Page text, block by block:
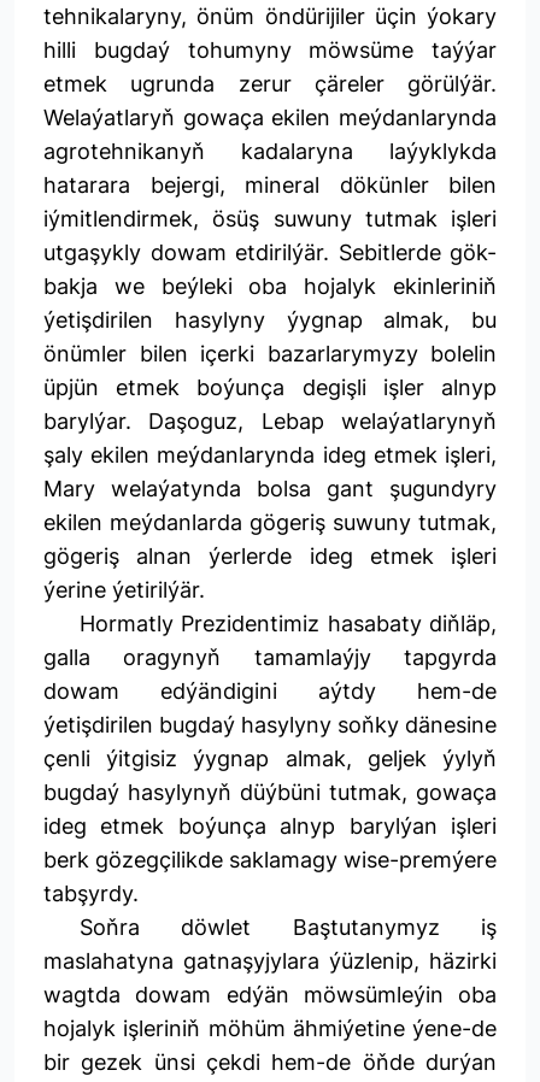
tehnikalaryny, önüm öndürijiler üçin ýokary
hilli bugdaý tohumyny möwsüme taýýar
etmek ugrunda zerur çäreler görülýär.
Welaýatlaryň gowaça ekilen meýdanlarynda
agrotehnikanyň kadalaryna laýyklykda
hatarara bejergi, mineral dökünler bilen
iýmitlendirmek, ösüş suwuny tutmak işleri
utgaşykly dowam etdirilýär. Sebitlerde gök-
bakja we beýleki oba hojalyk ekinleriniň
ýetişdirilen hasylyny ýygnap almak, bu
önümler bilen içerki bazarlarymyzy bolelin
üpjün etmek boýunça degişli işler alnyp
barylýar. Daşoguz, Lebap welaýatlarynyň
şaly ekilen meýdanlarynda ideg etmek işleri,
Mary welaýatynda bolsa gant şugundyry
ekilen meýdanlarda gögeriş suwuny tutmak,
gögeriş alnan ýerlerde ideg etmek işleri
ýerine ýetirilýär.
Hormatly Prezidentimiz hasabaty diňläp,
galla oragynyň tamamlaýjy tapgyrda
dowam edýändigini aýtdy hem-de
ýetişdirilen bugdaý hasylyny soňky dänesine
çenli ýitgisiz ýygnap almak, geljek ýylyň
bugdaý hasylynyň düýbüni tutmak, gowaça
ideg etmek boýunça alnyp barylýan işleri
berk gözegçilikde saklamagy wise-premýere
tabşyrdy.
Soňra döwlet Baştutanymyz iş
maslahatyna gatnaşyjylara ýüzlenip, häzirki
wagtda dowam edýän möwsümleýin oba
hojalyk işleriniň möhüm ähmiýetine ýene-de
bir gezek ünsi çekdi hem-de öňde durýan